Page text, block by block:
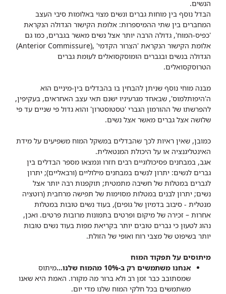
הנשים.
הבדל נוסף בין מוחות גברים ונשים מצוי באלומות סיבי העצב
המחברים בין שתי ההמיספרות: אלומת הקישור הגדולה הנקראת
'כפיס-המוח', גדולה הרבה יותר אצל נשים מאשר בגברים, כמו גם
אלומת הקישור הנקראת 'הצרור הקדמי' ,(Anterior Commissure)
הגדולה בנשים ובגברים הומוסקסואלים לעומת גברים
הטרוסקסואלים.
מבנה מוחי נוסף שניתן להבחין בו בהבדלים בין-מיניים הוא
ה'היפותלמוס', שבאחד מגרעיניו ישנם תאי עצב האחראים, בעקיפין,
להפרשתו של ההורמון הגברי 'טסטוסטרון' והוא גדול פי שניים עד פי
שלושה אצל גברים מאשר אצל נשים.
כמובן, שאין ראיות לכך שהבדלים במשקל המוח משפיעים על מידת
האינטליגנציה או על היכולת המנטאלית.
אגב, במבחנים פסיכולוגיים רבים חזרו ונמצאו מספר הבדלים בין
גברים לנשים: יתרון לנשים במבחנים מילוליים (ורבאליים); יתרון
לגברים במטלות של חשיבה מתמטית; תוקפנות רבה יותר אצל
נשים; יתרון לבנים במטלות מסוימות של תפישה מרחבית (רוטציה
מנטלית - סיבוב בדמיון של גופים), בעוד נשים טובות במטלות
אחרות – זכירה של מיקום ופרטים בתמונות מרובות פרטים. ואכן,
נהוג לטעון כי גברים טובים יותר בקריאת מפות בעוד נשים טובות
יותר בשיפוט של מצבי רוח ואופי של הזולת.
מיתוסים על תפקוד המוח
אנחנו משתמשים רק ב-10% מהמוח שלנו...
מיתוס
שמסתובב כבר זמן רב ולא ברור מה מקורו. האמת היא שאנו
משתמשים בכל חלקי המוח שלנו מדי יום.